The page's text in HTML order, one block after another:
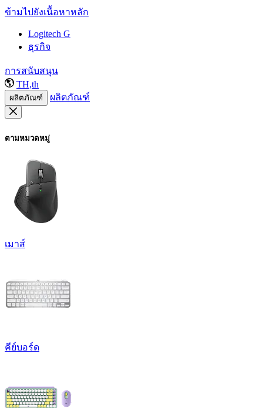
ข้ามไปยังเนื้อหาหลัก
Logitech G
ธุรกิจ
การสนับสนุน
TH,th
ผลิตภัณฑ์ ผลิตภัณฑ์
ตามหมวดหมู่
เมาส์
คีย์บอร์ด